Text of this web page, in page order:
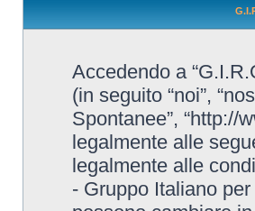
Accedendo a
(in seguito “noi”,
Spontanee”, “http://
legalmente alle
legalmente alle
- Gruppo Italiano